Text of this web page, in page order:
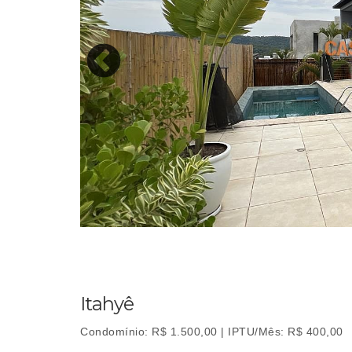
Itahyê
Condomínio: R$ 1.500,00 | IPTU/Mês: R$ 400,00